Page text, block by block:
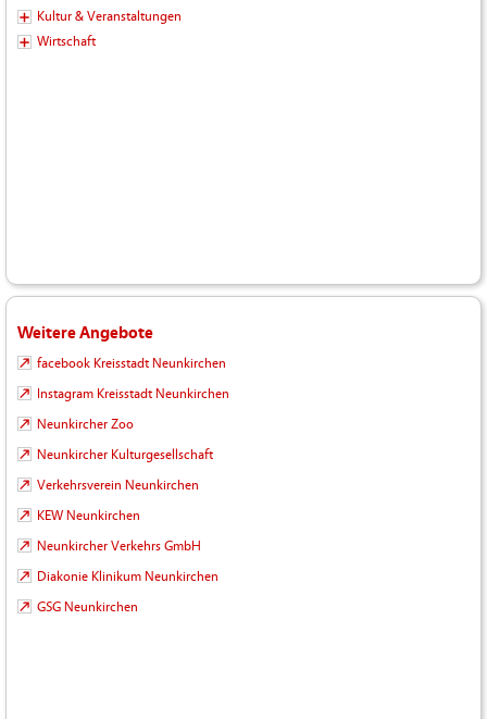
Kultur & Veranstaltungen
Wirtschaft
Weitere Angebote
facebook Kreisstadt Neunkirchen
Instagram Kreisstadt Neunkirchen
Neunkircher Zoo
Neunkircher Kulturgesellschaft
Verkehrsverein Neunkirchen
KEW Neunkirchen
Neunkircher Verkehrs GmbH
Diakonie Klinikum Neunkirchen
GSG Neunkirchen